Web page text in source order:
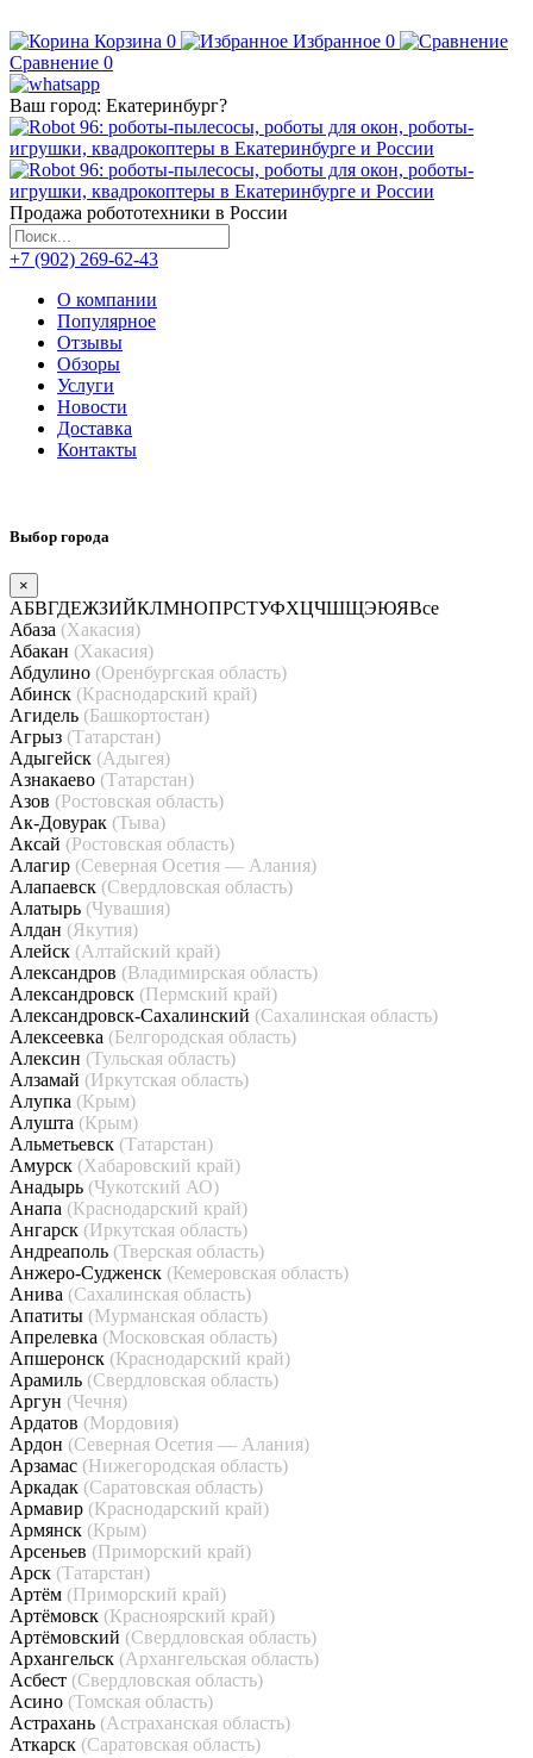
Корзина 0 Избранное 0
Сравнение 0
Ваш город: Екатеринбург?
Продажа робототехники в России
+7 (902) 269-62-43
О компании
Популярное
Отзывы
Обзоры
Услуги
Новости
Доставка
Контакты
Выбор города
×
АБВГДЕЖЗИЙКЛМНОПРСТУФХЦЧШЩЭЮЯВсе
Абаза (Хакасия)
Абакан (Хакасия)
Абдулино (Оренбургская область)
Абинск (Краснодарский край)
Агидель (Башкортостан)
Агрыз (Татарстан)
Адыгейск (Адыгея)
Азнакаево (Татарстан)
Азов (Ростовская область)
Ак-Довурак (Тыва)
Аксай (Ростовская область)
Алагир (Северная Осетия — Алания)
Алапаевск (Свердловская область)
Алатырь (Чувашия)
Алдан (Якутия)
Алейск (Алтайский край)
Александров (Владимирская область)
Александровск (Пермский край)
Александровск-Сахалинский (Сахалинская область)
Алексеевка (Белгородская область)
Алексин (Тульская область)
Алзамай (Иркутская область)
Алупка (Крым)
Алушта (Крым)
Альметьевск (Татарстан)
Амурск (Хабаровский край)
Анадырь (Чукотский АО)
Анапа (Краснодарский край)
Ангарск (Иркутская область)
Андреаполь (Тверская область)
Анжеро-Судженск (Кемеровская область)
Анива (Сахалинская область)
Апатиты (Мурманская область)
Апрелевка (Московская область)
Апшеронск (Краснодарский край)
Арамиль (Свердловская область)
Аргун (Чечня)
Ардатов (Мордовия)
Ардон (Северная Осетия — Алания)
Арзамас (Нижегородская область)
Аркадак (Саратовская область)
Армавир (Краснодарский край)
Армянск (Крым)
Арсеньев (Приморский край)
Арск (Татарстан)
Артём (Приморский край)
Артёмовск (Красноярский край)
Артёмовский (Свердловская область)
Архангельск (Архангельская область)
Асбест (Свердловская область)
Асино (Томская область)
Астрахань (Астраханская область)
Аткарск (Саратовская область)